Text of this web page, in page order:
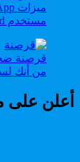
مستخدم Android و iPhone معرفتها
من أنك
أعلن على